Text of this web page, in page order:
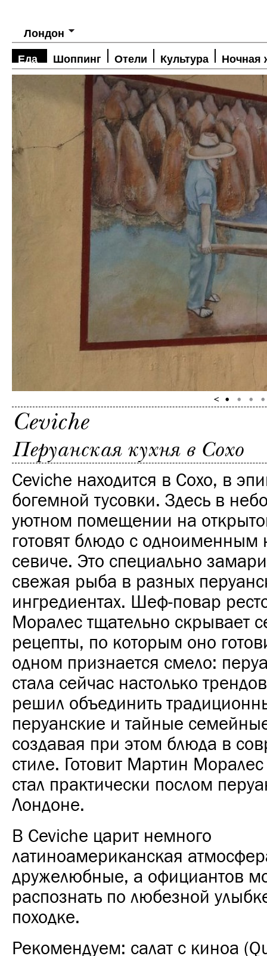
Лондон
Еда Шоппинг Отели Культура Ночная
Ceviche
Перуанская кухня в Сохо
Ceviche находится в Сохо, в
богемной тусовки. Здесь в
уютном помещении на
готовят блюдо с
севиче. Это специально
свежая рыба в разных
ингредиентах. Шеф-повар
Моралес тщательно скрывает
рецепты, по которым оно
одном признается смело:
стала сейчас настолько
решил объединить
перуанские и тайные
создавая при этом блюда в
стиле. Готовит Мартин
стал практически послом
Лондоне.
В Ceviche царит немного
латиноамериканская
дружелюбные, а официантов
распознать по любезной
походке.
Рекомендуем: салат с киноа